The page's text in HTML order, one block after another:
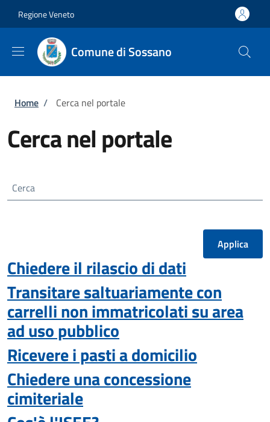
Regione Veneto
Comune di Sossano
Briciole di pane
Home / Cerca nel portale
Cerca nel portale
Cerca
Chiedere il rilascio di dati
Transitare saltuariamente con
carrelli non immatricolati su area
ad uso pubblico
Ricevere i pasti a domicilio
Chiedere una concessione
cimiteriale